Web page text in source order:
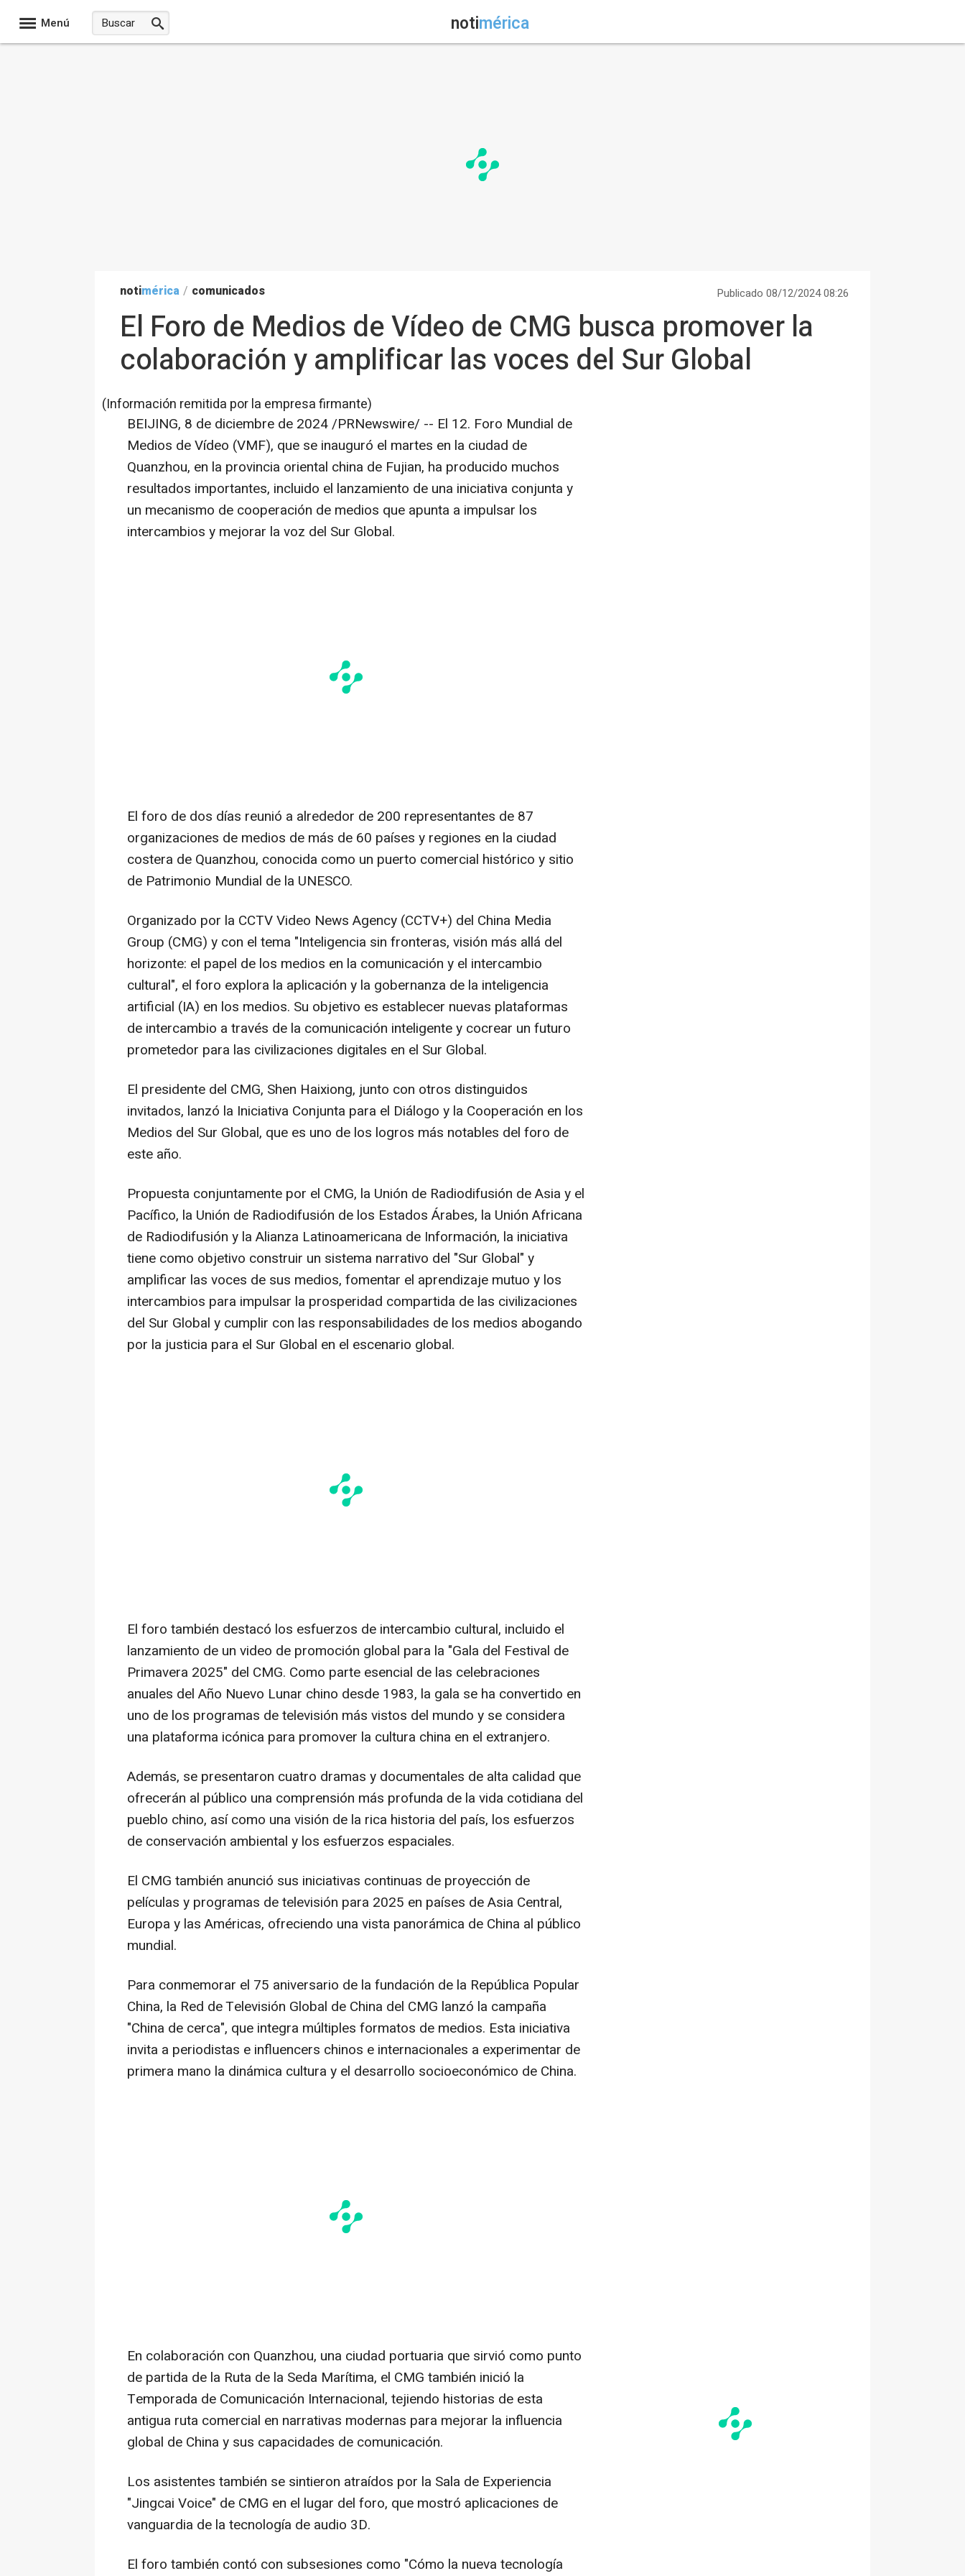
Menú notimérica
notimérica / comunicados Publicado 08/12/2024 08:26
El Foro de Medios de Vídeo de CMG busca promover la
colaboración y amplificar las voces del Sur Global
(Información remitida por la empresa firmante)
BEIJING, 8 de diciembre de 2024/PRNewswire/ -- El 12. Foro Mundial de
Medios de Vídeo (VMF), que se inauguró el martes en la ciudad de
Quanzhou, en la provincia oriental china de Fujian, ha producido muchos
resultados importantes, incluido el lanzamiento de una iniciativa conjunta y
un mecanismo de cooperación de medios que apunta a impulsar los
intercambios y mejorar la voz del Sur Global.
El foro de dos días reunió a alrededor de 200 representantes de 87
organizaciones de medios de más de 60 países y regiones en la ciudad
costera de Quanzhou, conocida como un puerto comercial histórico y sitio
de Patrimonio Mundial de la UNESCO.
Organizado por la CCTV Video News Agency (CCTV+) del China Media
Group (CMG) y con el tema "Inteligencia sin fronteras, visión más allá del
horizonte: el papel de los medios en la comunicación y el intercambio
cultural", el foro explora la aplicación y la gobernanza de la inteligencia
artificial (IA) en los medios. Su objetivo es establecer nuevas plataformas
de intercambio a través de la comunicación inteligente y cocrear un futuro
prometedor para las civilizaciones digitales en el Sur Global.
El presidente del CMG, Shen Haixiong, junto con otros distinguidos
invitados, lanzó la Iniciativa Conjunta para el Diálogo y la Cooperación en los
Medios del Sur Global, que es uno de los logros más notables del foro de
este año.
Propuesta conjuntamente por el CMG, la Unión de Radiodifusión deAsia y el
Pacífico, la Unión de Radiodifusión de los Estados Árabes, la Unión Africana
de Radiodifusión y la Alianza Latinoamericana de Información, la iniciativa
tiene como objetivo construir un sistema narrativo del "Sur Global" y
amplificar las voces de sus medios, fomentar el aprendizaje mutuo y los
intercambios para impulsar la prosperidad compartida de las civilizaciones
del Sur Global y cumplir con las responsabilidades de los medios abogando
por la justicia para el Sur Global en el escenario global.
El foro también destacó los esfuerzos de intercambio cultural, incluido el
lanzamiento de un video de promoción global para la "Gala del Festival de
Primavera 2025" del CMG. Como parte esencial de las celebraciones
anuales del Año Nuevo Lunar chino desde 1983, la gala se ha convertido en
uno de los programas de televisión más vistos del mundo y se considera
una plataforma icónica para promover la cultura china en el extranjero.
Además, se presentaron cuatro dramas y documentales de alta calidad que
ofrecerán al público una comprensión más profunda de la vida cotidiana del
pueblo chino, así como una visión de la rica historia del país, los esfuerzos
de conservación ambiental y los esfuerzos espaciales.
El CMG también anunció sus iniciativas continuas de proyección de
películas y programas de televisión para 2025 en países de Asia Central,
Europa y las Américas, ofreciendo una vista panorámica de China al público
mundial.
Para conmemorar el 75 aniversario de la fundación de la República Popular
China, la Red de Televisión Global de China del CMG lanzó la campaña
"China de cerca", que integra múltiples formatos de medios. Esta iniciativa
invita a periodistas e influencers chinos e internacionales a experimentar de
primera mano la dinámica cultura y el desarrollo socioeconómico de China.
En colaboración con Quanzhou, una ciudad portuaria que sirvió como punto
de partida de la Ruta de la Seda Marítima, el CMG también inició la
Temporada de Comunicación Internacional, tejiendo historias de esta
antigua ruta comercial en narrativas modernas para mejorar la influencia
global de China y sus capacidades de comunicación.
Los asistentes también se sintieron atraídos por la Sala de Experiencia
"Jingcai Voice" de CMG en el lugar del foro, que mostró aplicaciones de
vanguardia de la tecnología de audio 3D.
El foro también contó con subsesiones como "Cómo la nueva tecnología